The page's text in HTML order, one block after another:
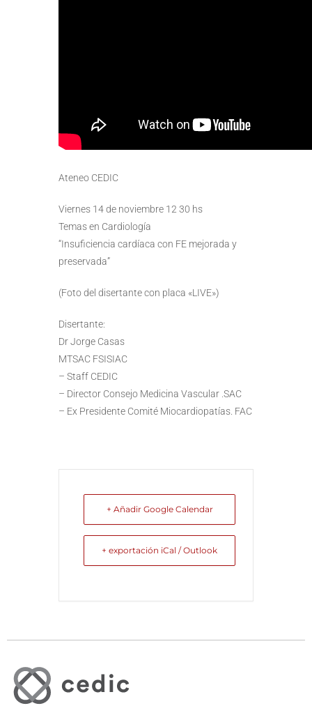
Ateneo CEDIC
Viernes 14 de noviembre 12 30 hs
Temas en Cardiología
“Insuficiencia cardíaca con FE mejorada y
preservada”
(Foto del disertante con placa «LIVE»)
Disertante:
Dr Jorge Casas
MTSAC FSISIAC
– Staff CEDIC
– Director Consejo Medicina Vascular .SAC
– Ex Presidente Comité Miocardiopatías. FAC
+ Añadir Google Calendar
+ exportación iCal / Outlook